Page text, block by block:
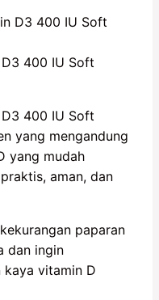
400 IU Soft
400 IU Soft
yang mengandung
yang mudah
aman, dan
paparan
dan ingin
kaya vitamin D